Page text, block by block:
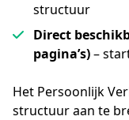
structuur
Direct
pagina’s)–
Het Persoonlijk
structuur aan te